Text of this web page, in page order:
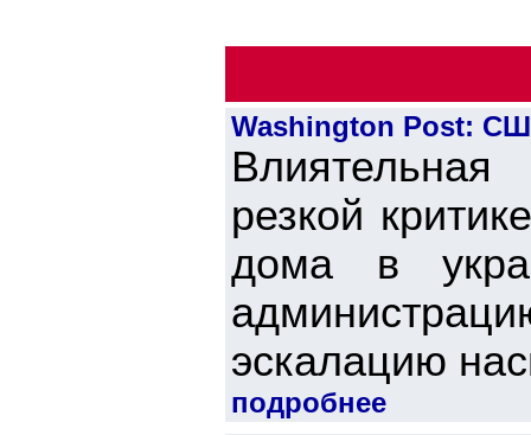
Washington Post:
резкой
дома в
эскалацию
подробнее